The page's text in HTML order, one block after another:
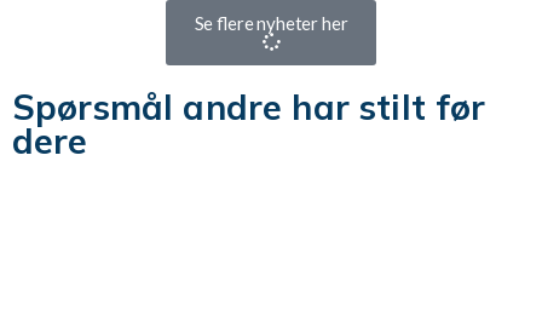
Se flere nyheter her
Spørsmål andre har stilt før
dere